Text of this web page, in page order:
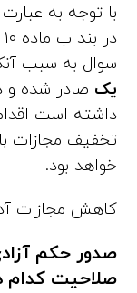
با توجه به
سوال به سبب
یک صادر شده و
داشته است
تخفیف مجازات
خواهد بود.
کاهش مجازات
صدور حکم
صلاحیت کدام